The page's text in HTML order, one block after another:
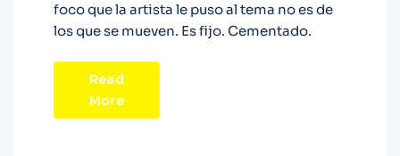
foco que la artista le puso al tema no es de
los que se mueven. Es fijo. Cementado.
Read
More